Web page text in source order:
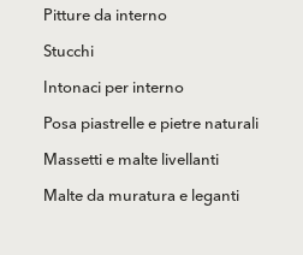
Pitture da interno
Stucchi
Intonaci per interno
Posa piastrelle e pietre naturali
Massetti e malte livellanti
Malte da muratura e leganti